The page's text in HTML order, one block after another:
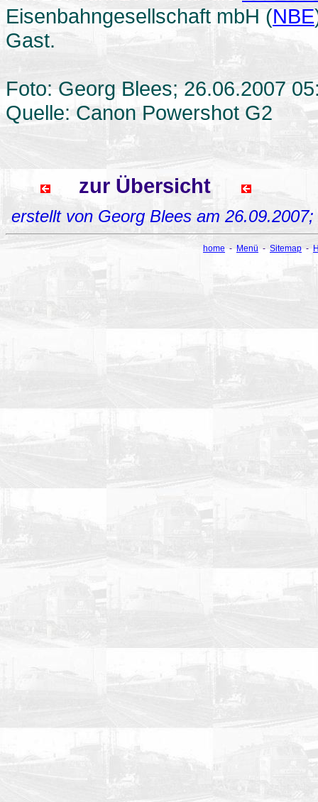
Eisenbahngesellschaft mbH (NBE
Gast.
Foto: Georg Blees; 26.06.2007
Quelle: Canon Powershot G2
zur Übersicht
erstellt von Georg Blees am
home -Menü - Sitemap-